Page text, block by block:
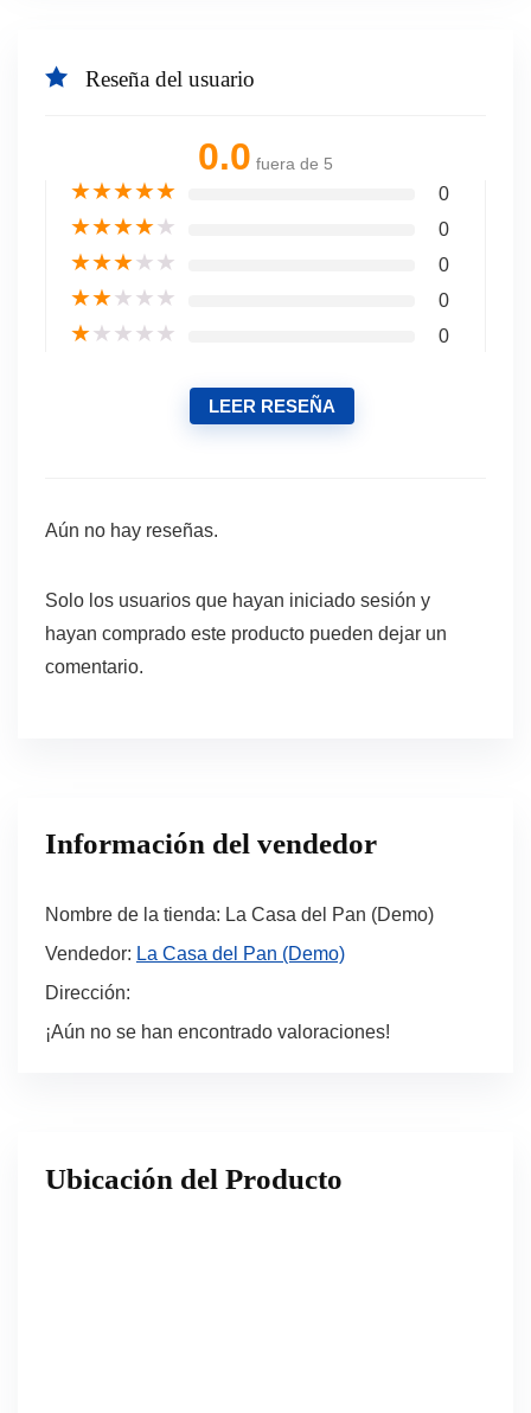
Reseña del usuario
0.0 fuera de 5
★★★★★ 0
★★★★★ 0
★★★★★ 0
★★★★★ 0
★★★★★ 0
LEER RESEÑA
Aún no hay reseñas.
Solo los usuarios que hayan iniciado sesión y
hayan comprado este producto pueden dejar un
comentario.
Información del vendedor
Nombre de la tienda: La Casa del Pan (Demo)
Vendedor: La Casa del Pan (Demo)
Dirección:
¡Aún no se han encontrado valoraciones!
Ubicación del Producto